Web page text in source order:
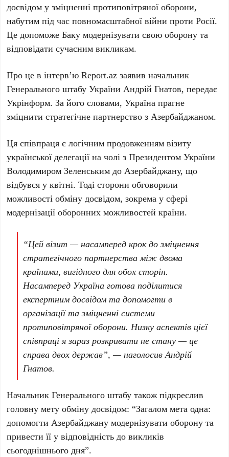
досвідом у зміцненні протиповітряної оборони,
набутим під час повномасштабної війни протиРосії.
Це допоможеБаку модернізувати свою оборону та
відповідати сучасним викликам.
Про це в інтерв’юReport.az заявив начальник
Генерального штабу УкраїниАндрій Гнатов, передає
Укрінформ. За його словами,Україна прагне
зміцнити стратегічне партнерство зАзербайджаном.
Ця співпраця є логічним продовженням візиту
української делегації на чолі з Президентом України
Володимиром Зеленським доАзербайджану, що
відбувся уквітні. Тоді сторони обговорили
можливості обміну досвідом, зокрема у сфері
модернізації оборонних можливостей країни.
“Цей візит — насамперед крок до зміцнення
стратегічного партнерства між двома
країнами, вигідного для обох сторін.
Насамперед Україна готова поділитися
експертним досвідом та допомогти в
організації та зміцненні системи
протиповітряної оборони. Низку аспектів цієї
співпраці я зараз розкривати не стану — це
справа двох держав”, — наголосивАндрій
Гнатов.
Начальник Генерального штабу також підкреслив
головну мету обміну досвідом: “Загалом мета одна:
допомогтиАзербайджану модернізувати оборону та
привести її у відповідність до викликів
сьогоднішнього дня”.